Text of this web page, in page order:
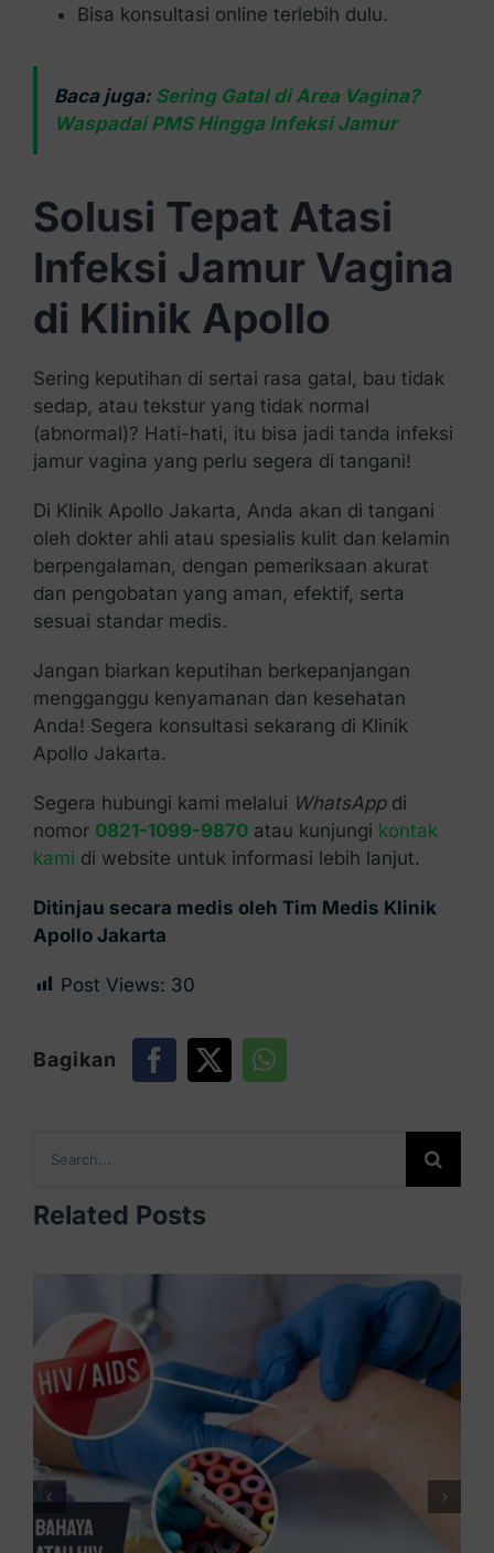
Bisa konsultasi online terlebih dulu.
Baca juga: Sering Gatal di Area Vagina?
Waspadai PMS Hingga Infeksi Jamur
Solusi Tepat Atasi
Infeksi Jamur Vagina
di Klinik Apollo
Sering keputihan di sertai rasa gatal, bau tidak
sedap, atau tekstur yang tidak normal
(abnormal)? Hati-hati, itu bisa jadi tanda infeksi
jamur vagina yang perlu segera di tangani!
Di Klinik Apollo Jakarta, Anda akan di tangani
oleh dokter ahli atau spesialis kulit dan kelamin
berpengalaman, dengan pemeriksaan akurat
dan pengobatan yang aman, efektif, serta
sesuai standar medis.
Jangan biarkan keputihan berkepanjangan
mengganggu kenyamanan dan kesehatan
Anda! Segera konsultasi sekarang di Klinik
Apollo Jakarta.
Segera hubungi kami melalui WhatsAppdi
nomor 0821-1099-9870atau kunjungi kontak
kami di website untuk informasi lebih lanjut.
Ditinjau secara medis oleh Tim Medis Klinik
Apollo Jakarta
Post Views: 30
Bagikan
for:
Related Posts